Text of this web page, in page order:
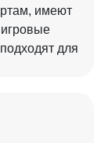
имеют
для